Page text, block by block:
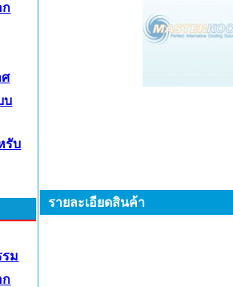
ก
ศ
บ
รับ
ม
ก
รายละเอียดสินค้า